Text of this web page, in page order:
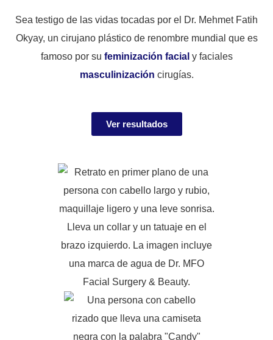
Sea testigo de las vidas tocadas por el Dr. Mehmet Fatih
Okyay, un cirujano plástico de renombre mundial que es
famoso por su feminización facial y faciales
masculinización cirugías.
Ver resultados